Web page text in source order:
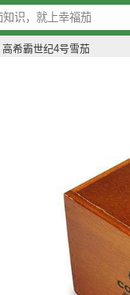
高希霸世纪4号雪茄